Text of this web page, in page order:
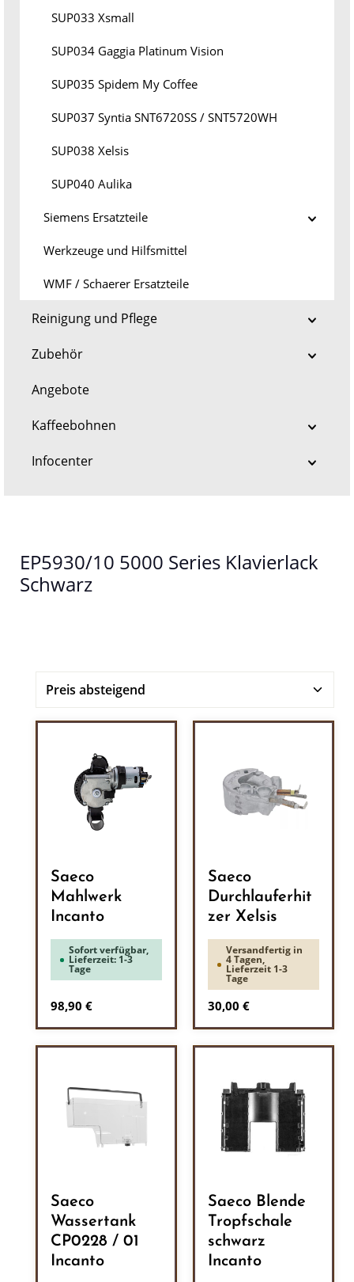
SUP033 Xsmall
SUP034 Gaggia Platinum Vision
SUP035 Spidem My Coffee
SUP037 Syntia SNT6720SS / SNT5720WH
SUP038 Xelsis
SUP040 Aulika
Siemens Ersatzteile
Werkzeuge und Hilfsmittel
WMF / Schaerer Ersatzteile
Reinigung und Pflege
Zubehör
Angebote
Kaffeebohnen
Infocenter
EP5930/10 5000 Series Klavierlack
Schwarz
Saeco
Mahlwerk
Incanto
Sofort verfügbar,
Lieferzeit: 1-3
Tage
Regulärer Preis:
98,90 €
Saeco
Durchlauferhit
zer Xelsis
Versandfertig in
4 Tagen,
Lieferzeit 1-3
Tage
Regulärer Preis:
30,00 €
Saeco
Wassertank
CP0228 / 01
Incanto
Saeco Blende
Tropfschale
schwarz
Incanto